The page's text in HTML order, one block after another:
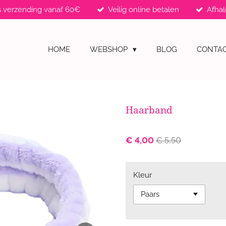
verzending vanaf 60€ Veilig online betalen
HOME WEBSHOP BLOG
Haarband
€ 4,00 € 5,50
Kleur